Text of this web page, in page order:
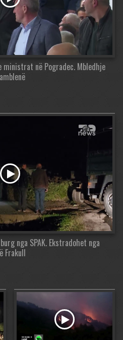
ministrat në Pogradec. Mbledhje
nga SPAK. Ekstradohet nga
Frakull